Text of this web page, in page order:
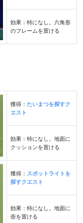
効果：特になし。六角形
のフレームを置ける
獲得： たいまつを探すク
エスト
効果：特になし。地面に
クッションを置ける
獲得： スポットライトを
探すクエスト
効果：特になし。地面に
壺を置ける